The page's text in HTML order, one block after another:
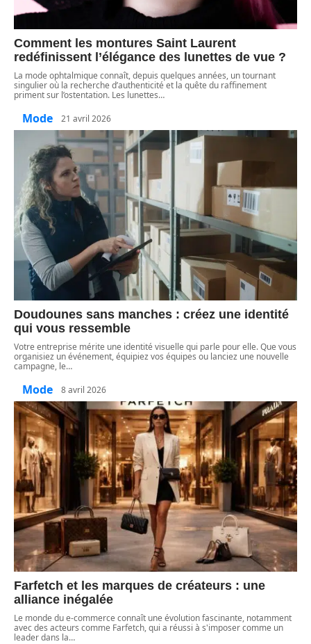
Comment les montures Saint Laurent
redéfinissent l’élégance des lunettes de vue ?
La mode ophtalmique connaît, depuis quelques années, un tournant
singulier où la recherche d’authenticité et la quête du raffinement
priment sur l’ostentation. Les lunettes…
Mode 21 avril 2026
Doudounes sans manches : créez une identité
qui vous ressemble
Votre entreprise mérite une identité visuelle qui parle pour elle. Que vous
organisiez un événement, équipiez vos équipes ou lanciez une nouvelle
campagne, le…
Mode 8 avril 2026
Farfetch et les marques de créateurs : une
alliance inégalée
Le monde du e-commerce connaît une évolution fascinante, notamment
avec des acteurs comme Farfetch, qui a réussi à s'imposer comme un
leader dans la…